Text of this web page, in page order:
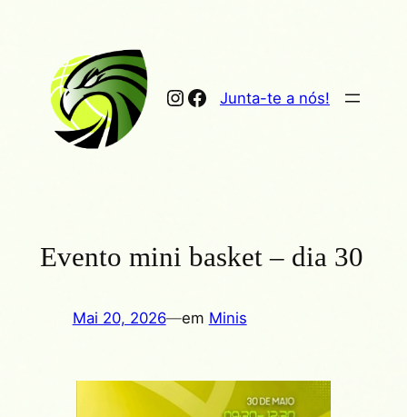
conteúdo
Instagram
Facebook
Junta-te a nós!
Evento mini basket – dia 30
Mai 20, 2026—em Minis